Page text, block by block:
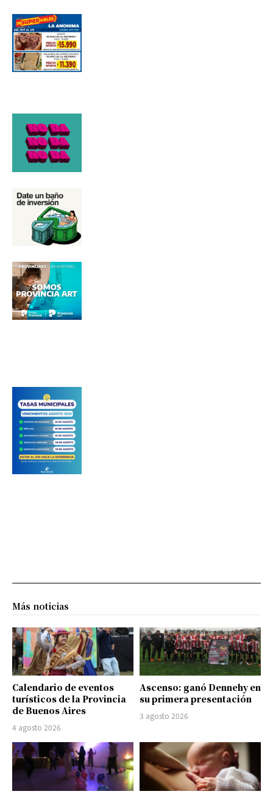
Más noticias
Calendario de eventos
turísticos de la Provincia
de Buenos Aires
4 agosto 2026
Ascenso: ganó Dennehy en
su primera presentación
3 agosto 2026